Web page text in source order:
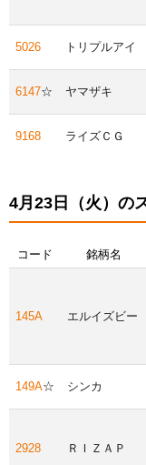
5026 トリプルアイ
6147☆ ヤマザキ
9168 ライズＣＧ
4月23日（火）の
コード 銘柄名
145A エルイズビー
149A☆ シンカ
2928 ＲＩＺＡＰ